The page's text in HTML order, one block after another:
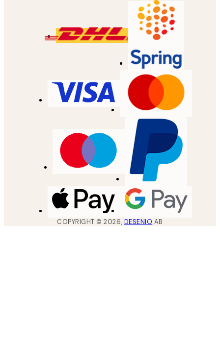
COPYRIGHT ©2026, DESENIO AB